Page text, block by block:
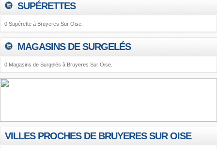
SUPÉRETTES
0 Supérette à Bruyeres Sur Oise.
MAGASINS DE SURGELÉS
0 Magasins de Surgelés à Bruyeres Sur Oise.
VILLES PROCHES DE BRUYERES SUR OISE